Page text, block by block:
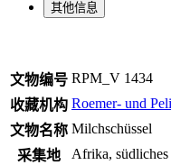
其他信息
文物编号 RPM_V 1434
收藏机构 Roemer- und
文物名称 Milchschüssel
采集地
Afrika,